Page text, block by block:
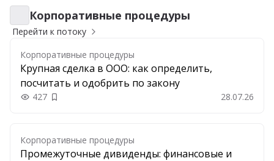
Корпоративные процедуры
Корпоративные процедуры
Перейти к потоку
Корпоративные процедуры
Крупная сделка в ООО: как определить,
посчитать и одобрить по закону
427 Добавить в закладки 28.07.26
Корпоративные процедуры
Промежуточные дивиденды: финансовые и